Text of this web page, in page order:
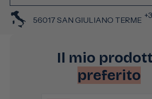
56017 SAN GIULIANO TERME
Il mio
preferito